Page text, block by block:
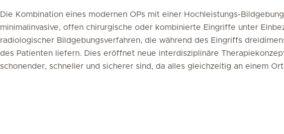
Die Kombination eines modernen OPs mit einer Hochleistungs-
minimalinvasive, offen chirurgische oder kombinierte Eingriffe unter
radiologischer Bildgebungsverfahren, die während des Eingriffs
des Patienten liefern. Dies eröffnet neue interdisziplinäre
schonender, schneller und sicherer sind, da alles gleichzeitig an einem